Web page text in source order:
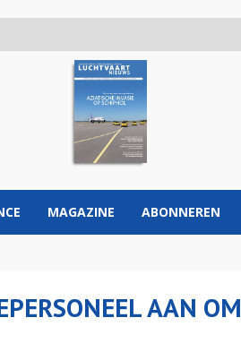
MAGAZINE ABONNEREN
AAN OM